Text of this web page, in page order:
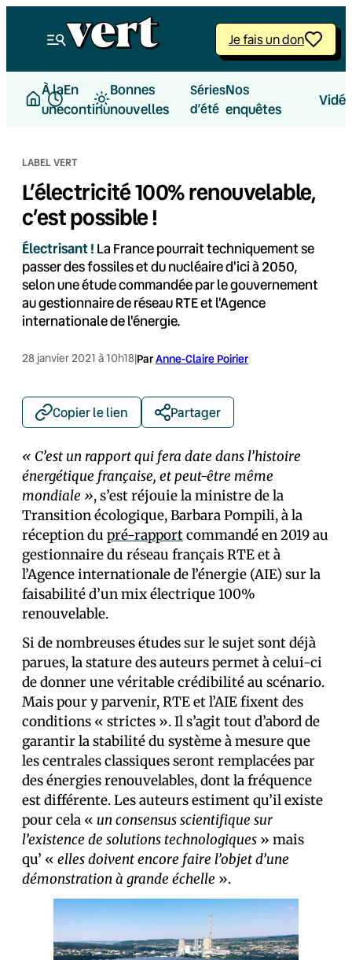
Je fais un don
À la
une
En
continu
Bonnes
nouvelles
Séries
d’été
Nos
enquêtes
LABEL VERT
L’électricité 100% renouvelable,
c’est possible !
Électrisant ! La France pourrait techniquement se
passer des fossiles et du nucléaire d'ici à 2050,
selon une étude commandée par le gouvernement
au gestionnaire de réseau RTE et l'Agence
internationale de l'énergie.
28 janvier 2021 à 10h18|ParAnne-Claire Poirier
Copier le lien Partager
« C’est un rapport qui fera date dans l’histoire
énergétique française, et peut-être même
mondiale », s’est réjouie la ministre de la
Transition écologique, Barbara Pompili, à la
réception du pré-rapportcommandé en 2019 au
gestionnaire du réseau français RTE et à
l’Agence internationale de l’énergie (AIE) sur la
faisabilité d’un mix électrique 100%
renouvelable.
Si de nombreuses études sur le sujet sont déjà
parues, la stature des auteurs permet à celui-ci
de donner une véritable crédibilité au scénario.
Mais pour y parvenir, RTE et l’AIE fixent des
conditions « strictes ». Il s’agit tout d’abord de
garantir la stabilité du système à mesure que
les centrales classiques seront remplacées par
des énergies renouvelables, dont la fréquence
est différente. Les auteurs estiment qu’il existe
pour cela « un consensus scientifique sur
l’existence de solutions technologiques » mais
qu’ « elles doivent encore faire l’objet d’une
démonstration à grande échelle ».